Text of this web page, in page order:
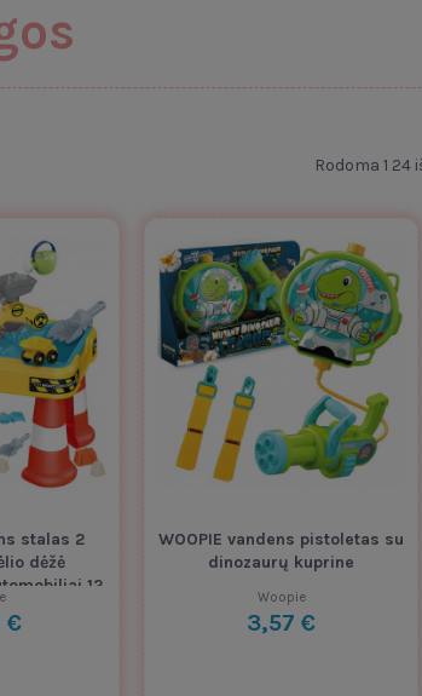
Rodoma 1 24
stalas 2
dėžė
12
€
WOOPIE vandens pistoletas su
dinozaurų kuprine
Woopie
3,57 €